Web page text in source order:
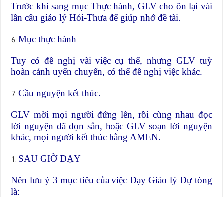
Trước khi sang mục Thực hành, GLV cho ôn lại vài
lần câu giáo lý Hỏi-Thưa để giúp nhớ đề tài.
Mục thực hành
Tuy có đề nghị vài việc cụ thể, nhưng GLV tuỳ
hoàn cảnh uyển chuyển, có thể đề nghị việc khác.
Cầu nguyện kết thúc.
GLV mời mọi người đứng lên, rồi cùng nhau đọc
lời nguyện đã dọn sẳn, hoặc GLV soạn lời nguyện
khác, mọi người kết thúc bằng AMEN.
SAU GIỜ DẠY
Nên lưu ý 3 mục tiêu của việc Dạy Giáo lý Dự tòng
là: